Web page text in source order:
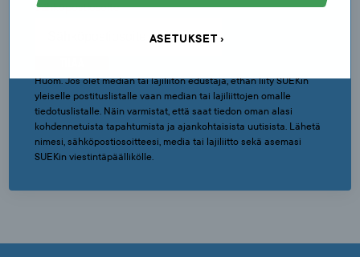
ASETUKSET
Sähköpostiosoite
Huom. Jos olet median tai lajiliiton edustaja, ethän liity SUEKin
yleiselle postituslistalle vaan median tai lajiliittojen omalle
tiedotuslistalle. Näin varmistat, että saat tiedon oman alasi
kohdennetuista tapahtumista ja ajankohtaisista uutisista. Lähetä
nimesi, sähköpostiosoitteesi, media tai lajiliitto sekä asemasi
SUEKin viestintäpäällikölle.